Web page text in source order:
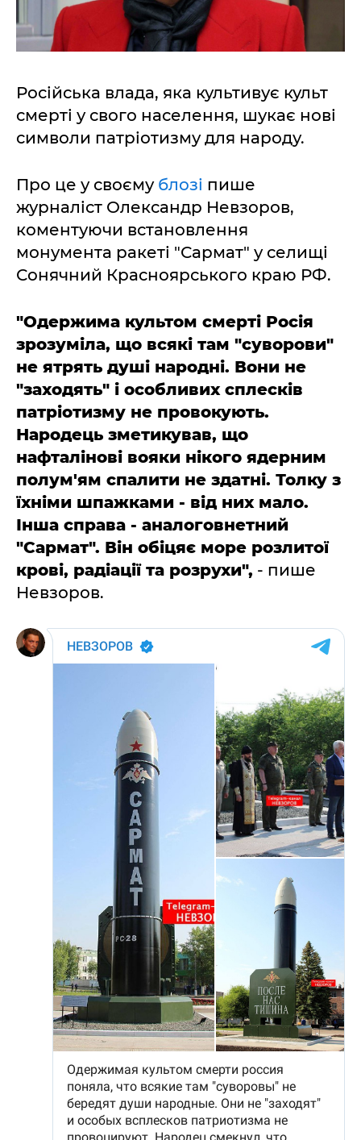
Російська влада, яка культивує культ
смерті у свого населення, шукає нові
символи патріотизму для народу.
Про це у своєму блозі пише
журналіст Олександр Невзоров,
коментуючи встановлення
монумента ракеті "Сармат" у селищі
Сонячний Красноярського краю РФ.
"Одержима культом смерті Росія
зрозуміла, що всякі там "суворови"
не ятрять душі народні. Вони не
"заходять" і особливих сплесків
патріотизму не провокують.
Народець зметикував, що
нафталінові вояки нікого ядерним
полум'ям спалити не здатні. Толку з
їхніми шпажками - від них мало.
Інша справа - аналоговнетний
"Сармат". Він обіцяє море розлитої
крові, радіації та розрухи", - пише
Невзоров.